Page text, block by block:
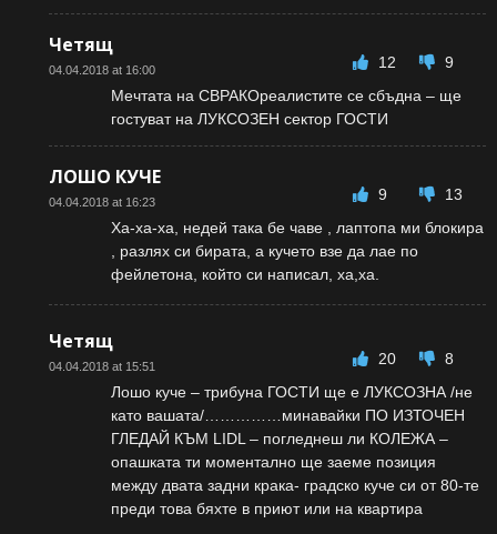
Четящ
04.04.2018 at 16:00 12
9
Мечтата на СВРАКОреалистите се сбъдна – ще
гостуват на ЛУКСОЗЕН сектор ГОСТИ
ЛОШО КУЧЕ
04.04.2018 at 16:23 9
13
Ха-ха-ха, недей така бе чаве , лаптопа ми блокира
, разлях си бирата, а кучето взе да лае по
фейлетона, който си написал, ха,ха.
Четящ
04.04.2018 at 15:51 20
8
Лошо куче – трибуна ГОСТИ ще е ЛУКСОЗНА /не
като вашата/……………минавайки ПО ИЗТОЧЕН
ГЛЕДАЙ КЪМ LIDL – погледнеш ли КОЛЕЖА –
опашката ти моментално ще заеме позиция
между двата задни крака- градско куче си от 80-те
преди това бяхте в приют или на квартира